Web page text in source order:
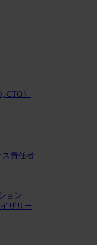
CTO）
責任者
ョン
ザリー